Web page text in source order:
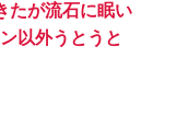
たが流石に眠い
以外うとうと